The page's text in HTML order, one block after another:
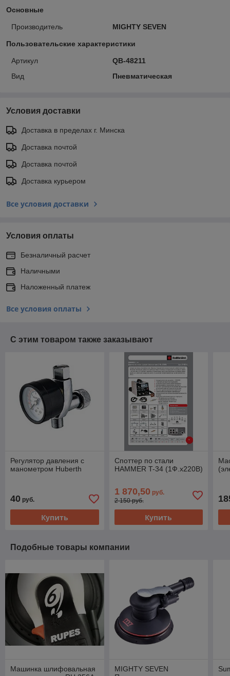
Основные
Производитель MIGHTY SEVEN
Пользовательские характеристики
Артикул
QB-48211
Вид
Пневматическая
Условия доставки
Доставка в пределах г. Минска
Доставка почтой
Доставка почтой
Доставка курьером
Все условия доставки
Условия оплаты
Безналичный расчет
Наличными
Наложенный платеж
Все условия оплаты
С этим товаром также заказывают
Регулятор давления с
манометром Huberth
40 руб.
Купить
Споттер по стали
HAMMER T-34 (1Ф.х220B)
1 870,50 руб.
2 150 руб.
Купить
Подобные товары компании
Машинка шлифовальная
MIGHTY SEVEN